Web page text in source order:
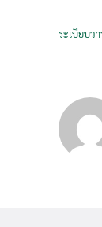
ระเบียบว